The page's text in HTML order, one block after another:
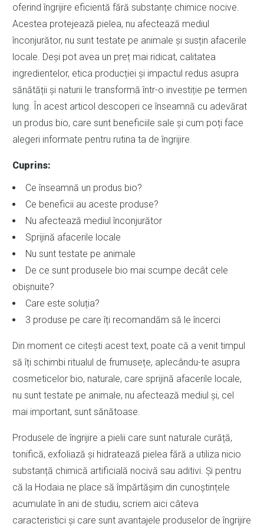
oferind îngrijire eficientă fără substanțe chimice nocive.
Acestea protejează pielea, nu afectează mediul
înconjurător, nu sunt testate pe animale și susțin afacerile
locale. Deși pot avea un preț mai ridicat, calitatea
ingredientelor, etica producției și impactul redus asupra
sănătății și naturii le transformă într-o investiție pe termen
lung. În acest articol descoperi ce înseamnă cu adevărat
un produs bio, care sunt beneficiile sale și cum poți face
alegeri informate pentru rutina ta de îngrijire.
Cuprins:
Ce înseamnă un produs bio?
Ce beneficii au aceste produse?
Nu afectează mediul înconjurător
Sprijină afacerile locale
Nu sunt testate pe animale
De ce sunt produsele bio mai scumpe decât cele
obișnuite?
Care este soluția?
3 produse pe care îți recomandăm să le încerci
Din moment ce citești acest text, poate că a venit timpul
să îți schimbi ritualul de frumusețe, aplecându-te asupra
cosmeticelor bio, naturale, care sprijină afacerile locale,
nu sunt testate pe animale, nu afectează mediul și, cel
mai important, sunt sănătoase.
Produsele de îngrijire a pielii care sunt naturale curăță,
tonifică, exfoliază și hidratează pielea fără a utiliza nicio
substanță chimică artificială nocivă sau aditivi. Și pentru
că la Hodaia ne place să împărtășim din cunoștințele
acumulate în ani de studiu, scriem aici câteva
caracteristici și care sunt avantajele produselor de îngrijire